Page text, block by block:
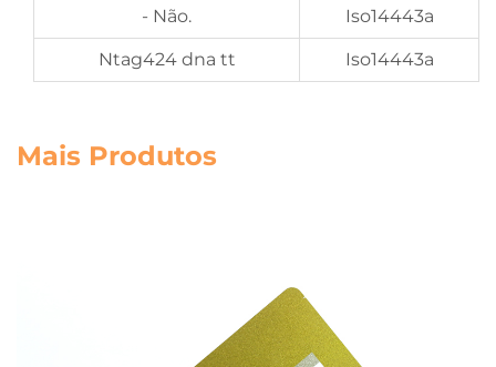
- Não. Iso14443a
Ntag424 dna tt Iso14443a
Mais Produtos